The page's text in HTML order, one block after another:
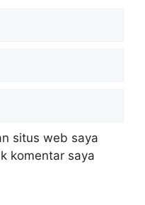
situs web saya
komentar saya